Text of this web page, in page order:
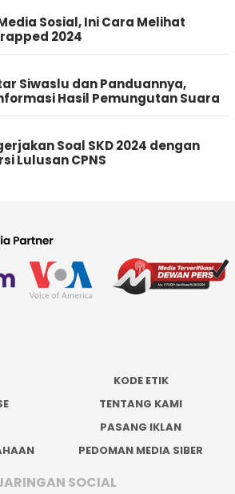
Sosial, Ini Cara Melihat
2024
Siwaslu dan Panduannya,
Hasil Pemungutan Suara
Soal SKD 2024 dengan
Lulusan CPNS
KODE ETIK
TENTANG KAMI
PASANG IKLAN
PEDOMAN MEDIA SIBER
SOCIAL